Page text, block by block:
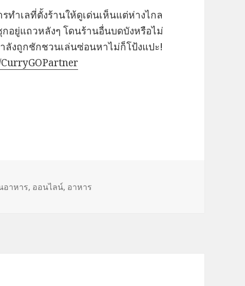
ทำเลที่ตั้งร้านให้ดูเด่นเห็นแต่ห่างไกล
ยู่แถวหลังๆ โดนร้านอื่นบดบังหรือไม่
งถูกชักชวนเล่นซ่อนหาไม่ก็โป้งแปะ!
อาหาร, ออนไลน์, อาหาร